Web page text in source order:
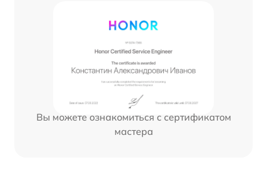
Вы можете ознакомиться с сертификатом
мастера